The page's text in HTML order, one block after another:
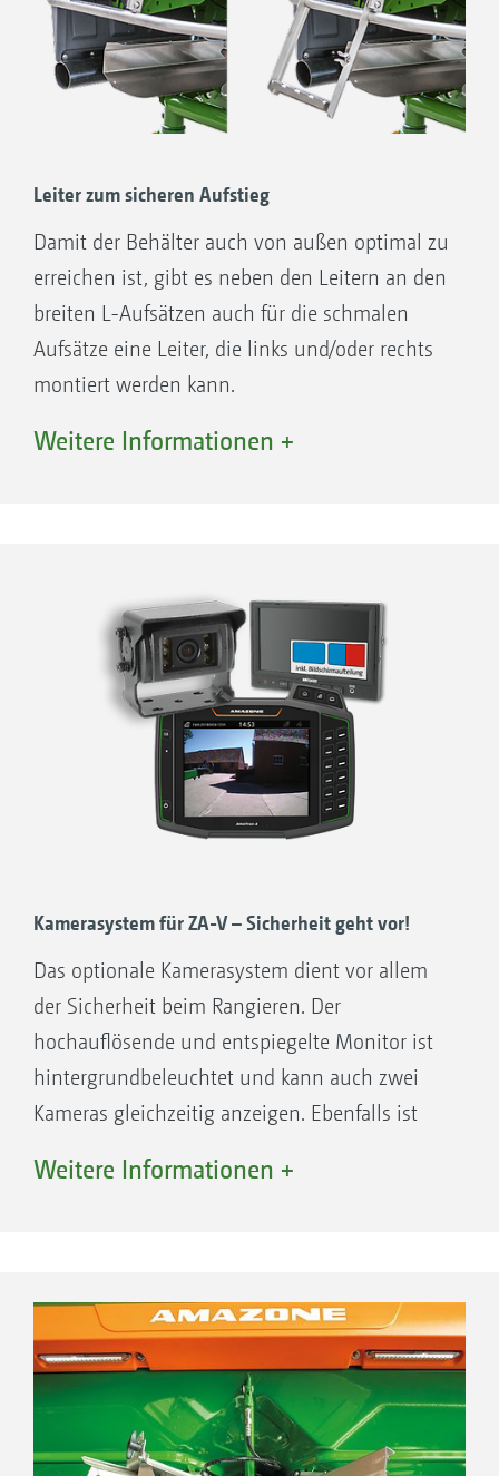
Leiter zum sicheren Aufstieg
Damit der Behälter auch von außen optimal zu
erreichen ist, gibt es neben den Leitern an den
breiten L-Aufsätzen auch für die schmalen
Aufsätze eine Leiter, die links und/oder rechts
montiert werden kann.
Weitere Informationen +
Kamerasystem für ZA-V – Sicherheit geht vor!
Das optionale Kamerasystem dient vor allem
der Sicherheit beim Rangieren. Der
hochauflösende und entspiegelte Monitor ist
hintergrundbeleuchtet und kann auch zwei
Kameras gleichzeitig anzeigen. Ebenfalls ist
ISOBUS-Terminal mit analogem Videoeingang
alternativ angezeigt werden
Weitere Informationen +